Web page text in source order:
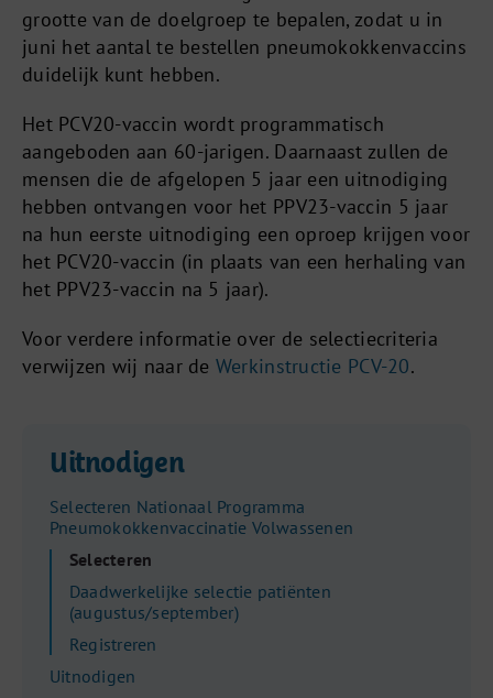
grootte van de doelgroep te bepalen, zodat u in
juni het aantal te bestellen pneumokokkenvaccins
duidelijk kunt hebben.
Het PCV20-vaccin wordt programmatisch
aangeboden aan 60-jarigen. Daarnaast zullen de
mensen die de afgelopen 5 jaar een uitnodiging
hebben ontvangen voor het PPV23-vaccin 5 jaar
na hun eerste uitnodiging een oproep krijgen voor
het PCV20-vaccin (in plaats van een herhaling van
het PPV23-vaccin na 5 jaar).
Voor verdere informatie over de selectiecriteria
verwijzen wij naar de Werkinstructie PCV-20.
Uitnodigen
Selecteren Nationaal Programma
Pneumokokkenvaccinatie Volwassenen
Selecteren
Daadwerkelijke selectie patiënten
(augustus/september)
Registreren
Uitnodigen